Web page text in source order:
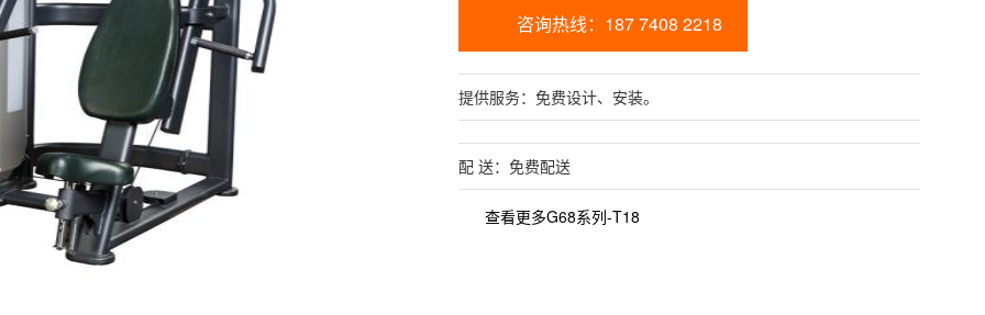
咨询热线：187 7408 2218
提供服务：免费设计、安装。
配 送：免费配送
查看更多G68系列-T18